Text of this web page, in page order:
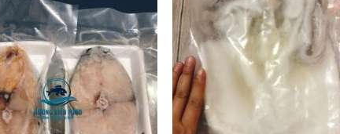
Add to
wishlist